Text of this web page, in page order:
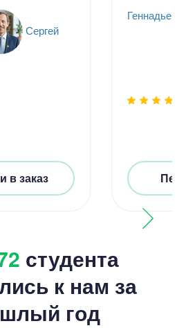
Сергей
в заказ
студента
к нам за
год